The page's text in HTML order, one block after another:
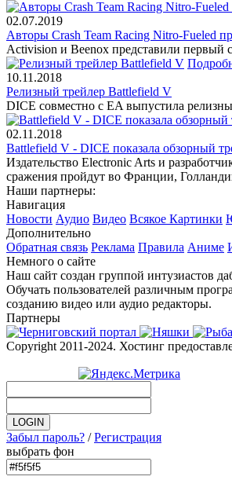
02.07.2019
Авторы Crash Team Racing Nitro-Fueled
Activision и Beenox представили первый
10.11.2018
Релизный трейлер Battlefield V
DICE совместно с EA выпустила
02.11.2018
Battlefield V - DICE показала обзорный
Издательство Electronic Arts и
сражения пройдут во Франции,
Наши партнеры:
Навигация
Новости Аудио Видео Всякое Картинки
Дополнительно
Обратная связь Реклама Правила Аниме
Немного о сайте
Наш сайт создан группой интузиастов
Обучать пользователей различным
созданию видео или аудио редакторы.
Партнеры
Copyright 2011-2024. Хостинг
Забыл пароль? /Регистрация
выбрать фон